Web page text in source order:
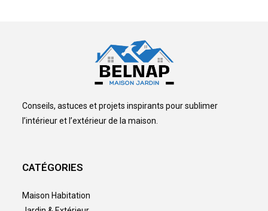
Conseils, astuces et projets inspirants pour sublimer
l’intérieur et l’extérieur de la maison.
CATÉGORIES
Maison Habitation